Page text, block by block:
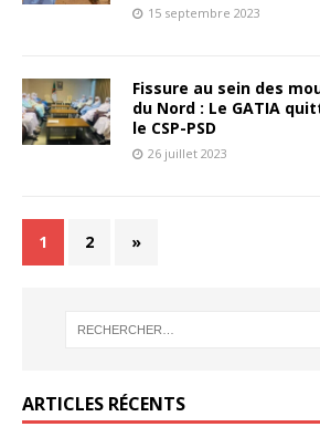
15 septembre 2023
Fissure au sein des
du Nord : Le GATIA
le CSP-PSD
26 juillet 2023
1 2 »
ARTICLES RÉCENTS